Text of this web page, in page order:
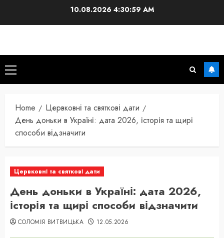
10.08.20264:31:00 AM
Primary
Menu
Home
Цервковні та святкові дати
День доньки в Україні: дата 2026, історія та щирі
способи відзначити
Цервковні та святкові дати
День доньки в Україні: дата 2026,
історія та щирі способи відзначити
СОЛОМІЯ ВИТВИЦЬКА 12.05.2026